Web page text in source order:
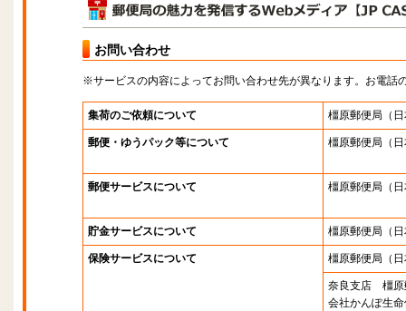
お問い合わせ
※サービスの内容によってお問い合わせ先が異なります。お電話
集荷のご依頼について 橿原郵便局 （
郵便・ゆうパック等について 橿原郵便局 （
郵便サービスについて 橿原郵便局 （
貯金サービスについて 橿原郵便局 （
保険サービスについて 橿原郵便局 （
奈良支店 橿原
会社かんぽ生